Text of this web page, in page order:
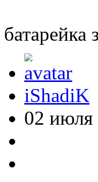
батарейка
iShadiK
02 июля